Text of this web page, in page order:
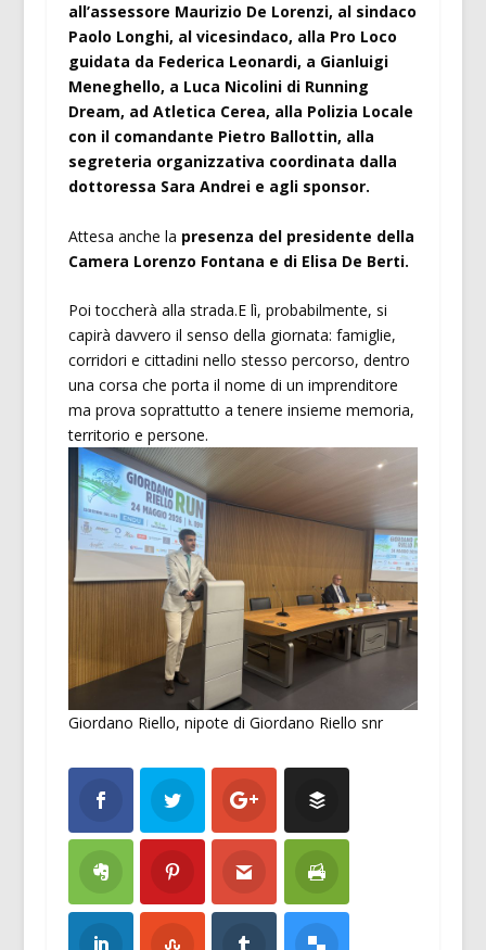
all’assessore Maurizio De Lorenzi, al sindaco
Paolo Longhi, al vicesindaco, alla Pro Loco
guidata da Federica Leonardi, a Gianluigi
Meneghello, a Luca Nicolini di Running
Dream, ad Atletica Cerea, alla Polizia Locale
con il comandante Pietro Ballottin, alla
segreteria organizzativa coordinata dalla
dottoressa Sara Andrei e agli sponsor.
Attesa anche la presenza del presidente della
Camera Lorenzo Fontana e di Elisa De Berti.
Poi toccherà alla strada.E lì, probabilmente, si
capirà davvero il senso della giornata: famiglie,
corridori e cittadini nello stesso percorso, dentro
una corsa che porta il nome di un imprenditore
ma prova soprattutto a tenere insieme memoria,
territorio e persone.
Giordano Riello, nipote di Giordano Riello snr